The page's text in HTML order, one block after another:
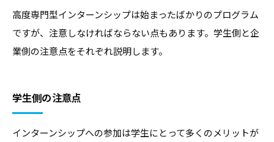
高度専門型インターンシップは始まったばかりのプログラム
ですが、注意しなければならない点もあります。学生側と企
業側の注意点をそれぞれ説明します。
学生側の注意点
インターンシップへの参加は学生にとって多くのメリットが